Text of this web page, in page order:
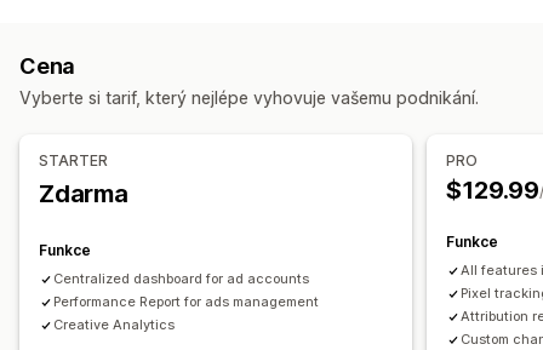
Správa kampaní
Správa pixelů
Analytika výkonu
Analýza návratnosti investic
Sledování konverzí
Náklady na akvizici
Počty impresí Atribuce UTM
Filtrování záznamů
Analýza zákaznických segmentů
Užitečné informace o zisku
Sledování pixelů
Vizuály a výkazy
Panel analytiky Vlastní panely
Výkazy pro více obchodů
Cena
Vyberte si tarif, který nejlépe vyhovuje vašemu podnikání.
STARTER
Zdarma
Funkce
Centralized dashboard for ad accounts
Performance Report for ads management
Creative Analytics
PRO
$129.99
Funkce
All features
Pixel
Attribution
Custom